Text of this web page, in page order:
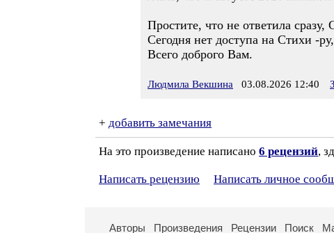
Простите, что не ответила
Сегодня нет доступа на Стихи -
Всего доброго Вам.
Людмила Векшина 03.08.2026 12:40
+ добавить замечания
На это произведение написано 6 рецензий,
Написать рецензию Написать личное
Авторы Произведения Рецензии Поиск